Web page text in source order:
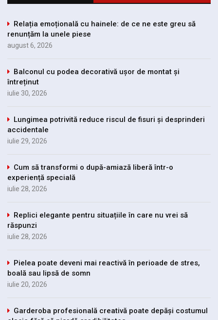
Relația emoțională cu hainele: de ce ne este greu să
renunțăm la unele piese
august 6, 2026
Balconul cu podea decorativă ușor de montat și
întreținut
iulie 30, 2026
Lungimea potrivită reduce riscul de fisuri și desprinderi
accidentale
iulie 29, 2026
Cum să transformi o după-amiază liberă într-o
experiență specială
iulie 28, 2026
Replici elegante pentru situațiile în care nu vrei să
răspunzi
iulie 28, 2026
Pielea poate deveni mai reactivă în perioade de stres,
boală sau lipsă de somn
iulie 20, 2026
Garderoba profesională creativă poate depăși costumul